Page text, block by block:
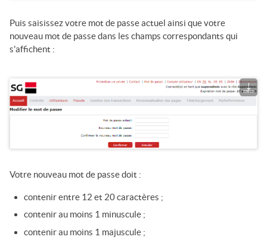
Puis saisissez votre mot de passe actuel ainsi que votre
nouveau mot de passe dans les champs correspondants qui
s'affichent :
Votre nouveau mot de passe doit :
contenir entre 12 et 20 caractères ;
contenir au moins 1 minuscule ;
contenir au moins 1 majuscule ;